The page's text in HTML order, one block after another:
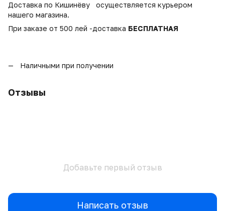
Доставка по Кишинёву осуществляется курьером
нашего магазина.
При заказе от 500 лей -доставка БЕСПЛАТНАЯ
Наличными при получении
Отзывы
Добавьте первый отзыв
Написать отзыв